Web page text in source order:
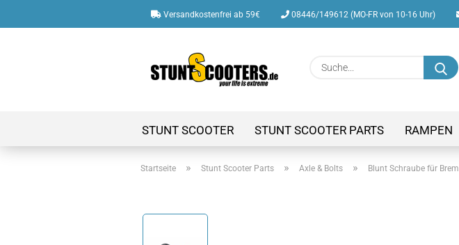
Versandkostenfrei ab 59€ 08446/149612 (MO-FR von 10-16 Uhr)
STUNT SCOOTER STUNT SCOOTER PARTS RAMPEN
Startseite » Stunt Scooter Parts » Axle & Bolts » Blunt Schraube für